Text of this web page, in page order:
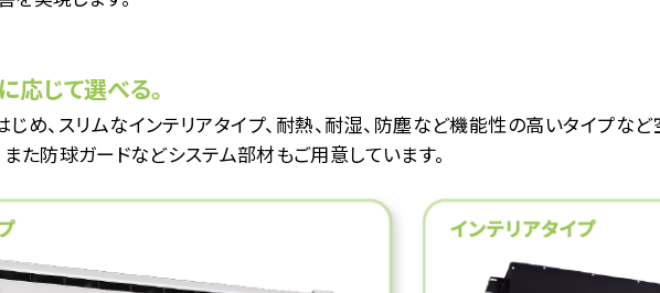
応じて選べる。
め、スリムなインテリアタイプ、耐熱、耐湿、防塵など機能性の高いタイプな
また防球ガードなどシステム部材もご用意しています。